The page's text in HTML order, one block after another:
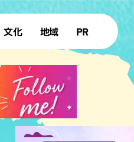
文化
復帰50年
地域
本島北部
本島南部
北部離島
PR